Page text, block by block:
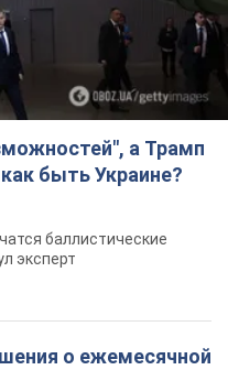
а Трамп
быть Украине?
баллистические
эксперт
о ежемесячной